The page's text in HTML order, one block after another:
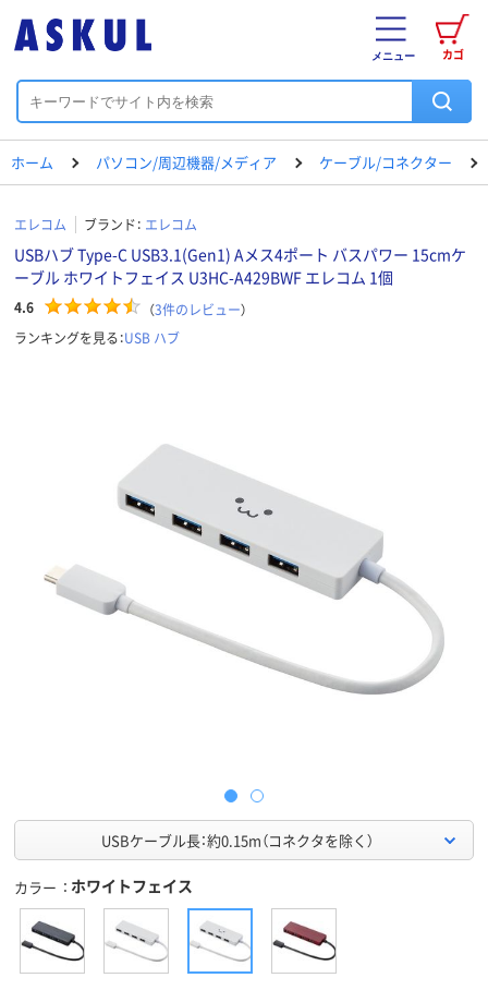
カゴ
メニュー
ホーム パソコン/周辺機器/メディア ケーブル/コネクター
エレコム ブランド： エレコム
USBハブ Type-C USB3.1(Gen1) Aメス4ポート バスパワー 15cmケ
ーブル ホワイトフェイス U3HC-A429BWF エレコム 1個
4.6 （3件のレビュー）
ランキングを見る：USB ハブ
USBケーブル長：約0.15m（コネクタを除く）
カラー ホワイトフェイス